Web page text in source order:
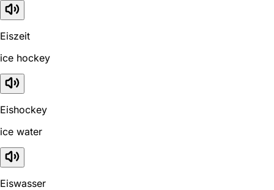
Eiszeit
ice hockey
Eishockey
ice water
Eiswasser